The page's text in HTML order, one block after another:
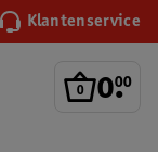
Klantenservice
0.
00